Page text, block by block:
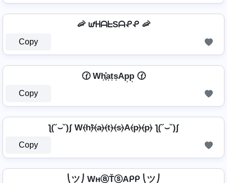
🦐 ᘺᕼᗩᖶSᗩᕵᕵ 🦐
Copy
🕜 Wh͎͓̽a͎t͎s͎Ap͎p͎ 🕜
Copy
ƪ(˘⌣˘)ʃ W⦑h⦒̂⦑a⦒⦑t⦒⦑s⦒A⦑p⦒⦑p⦒ ƪ(˘⌣˘)ʃ
Copy
⎝ツ⎠ WнⓐŤⓢAᑭᑭ ⎝ツ⎠